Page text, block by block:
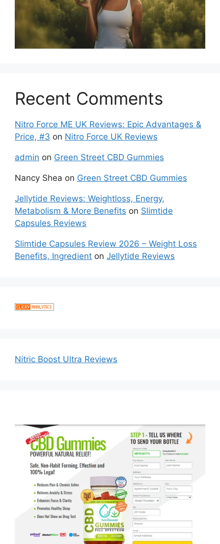
Recent Comments
Nitro Force ME UK Reviews: Epic Advantages &
Price, #3 on Nitro Force UK Reviews
admin on Green Street CBD Gummies
Nancy Shea on Green Street CBD Gummies
Jellytide Reviews: Weightloss, Energy,
Metabolism & More Benefits on Slimtide
Capsules Reviews
Slimtide Capsules Review 2026 – Weight Loss
Benefits, Ingredient on Jellytide Reviews
Nitric Boost Ultra Reviews